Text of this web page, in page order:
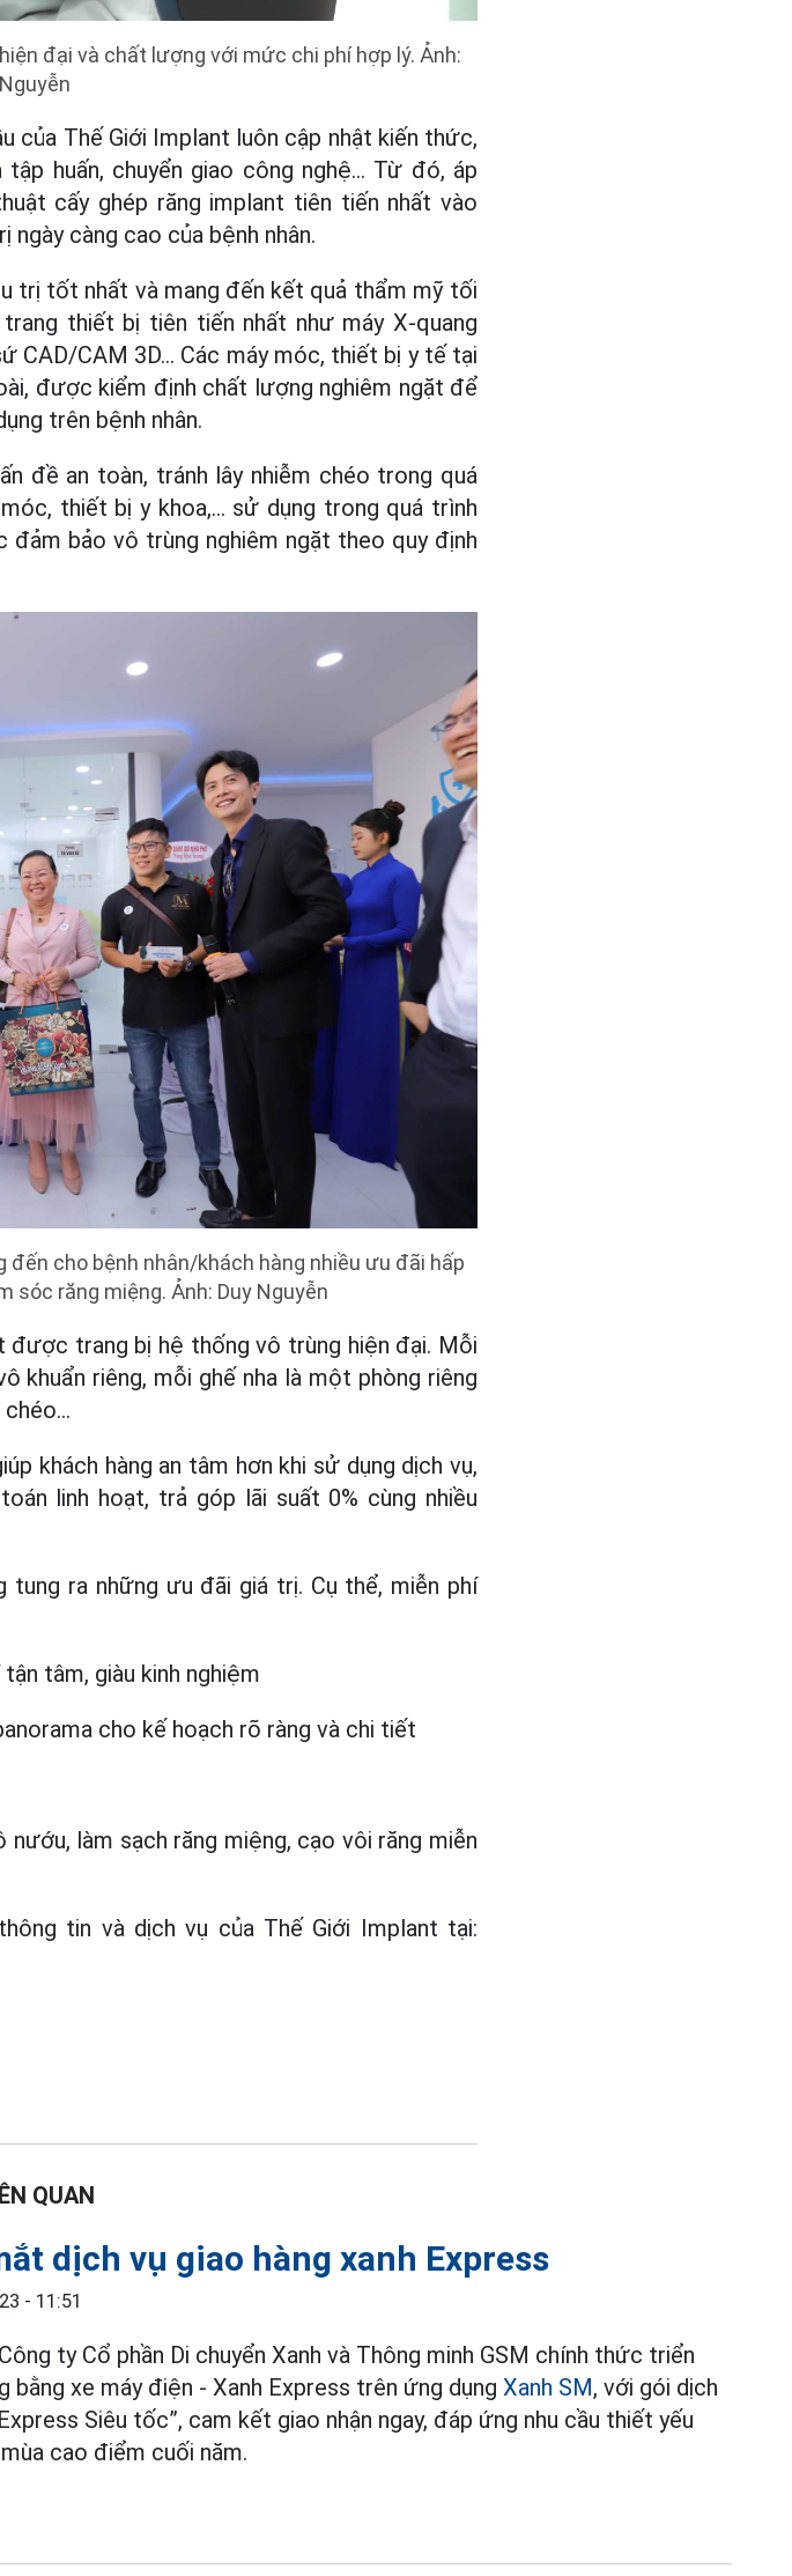
đại và chất lượng với mức chi phí hợp lý. Ảnh:
của Thế Giới Implant luôn cập nhật kiến thức,
huấn, chuyển giao công nghệ… Từ đó, áp
cấy ghép răng implant tiên tiến nhất vào
càng cao của bệnh nhân.
trị tốt nhất và mang đến kết quả thẩm mỹ tối
thiết bị tiên tiến nhất như máy X-quang
CAD/CAM 3D… Các máy móc, thiết bị y tế tại
được kiểm định chất lượng nghiêm ngặt để
trên bệnh nhân.
đề an toàn, tránh lây nhiễm chéo trong quá
thiết bị y khoa,… sử dụng trong quá trình
bảo vô trùng nghiêm ngặt theo quy định
cho bệnh nhân/khách hàng nhiều ưu đãi hấp
sóc răng miệng. Ảnh: Duy Nguyễn
được trang bị hệ thống vô trùng hiện đại. Mỗi
khuẩn riêng, mỗi ghế nha là một phòng riêng
chéo…
khách hàng an tâm hơn khi sử dụng dịch vụ,
linh hoạt, trả góp lãi suất 0% cùng nhiều
tung ra những ưu đãi giá trị. Cụ thể, miễn phí
tâm, giàu kinh nghiệm
cho kế hoạch rõ ràng và chi tiết
làm sạch răng miệng, cạo vôi răng miễn
tin và dịch vụ của Thế Giới Implant tại:
QUAN
dịch vụ giao hàng xanh Express
- 11:51
ty Cổ phần Di chuyển Xanh và Thông minh GSM chính thức triển
bằng xe máy điện - Xanh Express trên ứng dụngXanh SM, với gói dịch
Siêu tốc”, cam kết giao nhận ngay, đáp ứng nhu cầu thiết yếu
cao điểm cuối năm.